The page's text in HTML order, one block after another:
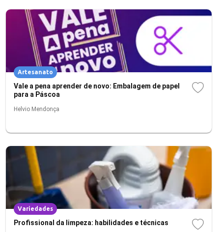
Artesanato
Vale a pena aprender de novo: Embalagem de papel
para a Páscoa
Helvio Mendonça
Variedades
Profissional da limpeza: habilidades e técnicas